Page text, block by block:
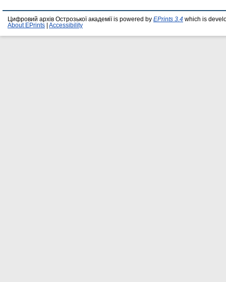
Цифровий архів Острозької академії is powered by EPrints 3.4 which is
About EPrints
Accessibility